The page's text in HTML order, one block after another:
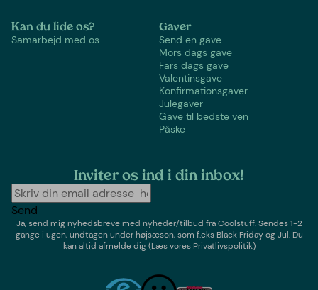
Kan du lide os?
Samarbejd med os
Gaver
Send en gave
Mors dags gave
Fars dags gave
Valentinsgave
Konfirmationsgaver
Julegaver
Gave til bedste ven
Påske
Inviter os ind i din inbox!
Send
Ja, send mig nyhedsbreve med nyheder/tilbud fraCoolstuff. Sendes 1-2
gange i ugen,undtagen under højsæson, som f.eks Black Friday og Jul. Du
kan altid afmelde dig(Læs vores Privatlivspolitik)